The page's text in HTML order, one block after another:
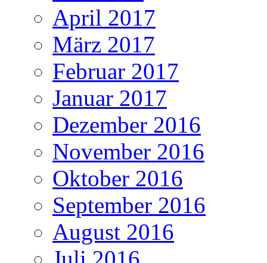
April 2017
März 2017
Februar 2017
Januar 2017
Dezember 2016
November 2016
Oktober 2016
September 2016
August 2016